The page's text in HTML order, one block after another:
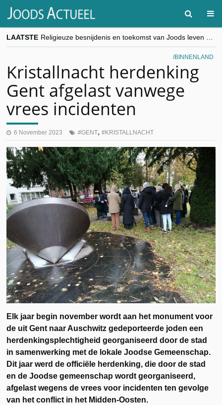
LAATSTE
“Besnijdenisdebat toont hoe moeilijk seculiere Westen minderheden begrijpt”, Jinnih Beels (Vooruit)
CITYTRIP | ROEMENIË – Boekarest: de verrassing van Oost-Europa
BINNENLAND
Kristallnacht herdenking
Gent afgelast vanwege
vrees incidenten
6 November 2023 GENT, KRISTALLNACHT
Elk jaar begin november wordt aan het monument voor
de uit Gent naar Auschwitz gedeporteerde joden een
herdenkingsplechtigheid georganiseerd door de stad
in samenwerking met de lokale Joodse Gemeenschap.
Dit jaar werd de officiële herdenking, die door de stad
en de Joodse gemeenschap wordt georganiseerd,
afgelast wegens de vrees voor incidenten ten gevolge
van het conflict in het Midden-Oosten.